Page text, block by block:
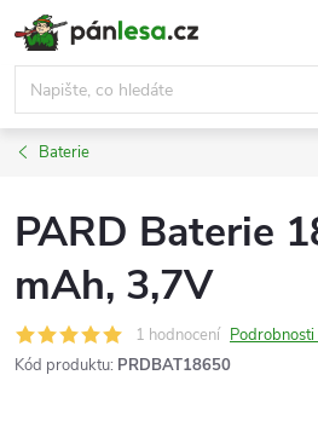
Přejít
na
obsah
Baterie
PARD Baterie
mAh, 3,7V
1 hodnocení
Kód produktu: PRDBAT18650